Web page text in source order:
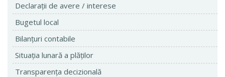
Declaraţii de avere / interese
Bugetul local
Bilanţuri contabile
Situaţia lunară a plăţilor
Transparenţa decizională